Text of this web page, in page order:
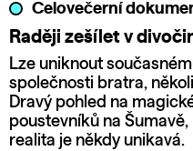
Celovečerní
Raději zešílet v
Lze uniknout
společnosti bratra,
Dravý pohled na
poustevníků na
realita je někdy unikavá.